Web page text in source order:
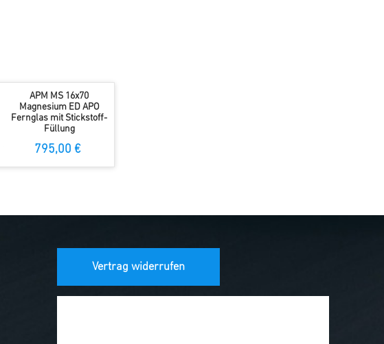
APM MS 16x70
Magnesium ED APO
Fernglas mit Stickstoff-
Füllung
795,00 €
Vertrag widerrufen